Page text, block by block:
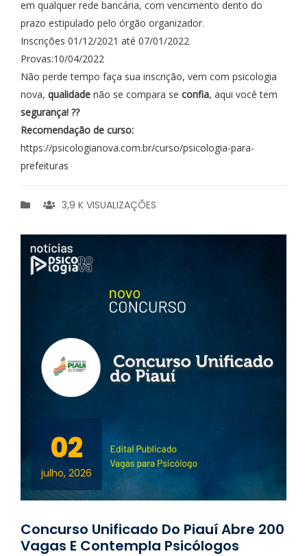
em qualquer rede bancária, com vencimento dento do
prazo estipulado pelo órgão organizador.
Inscrições 01/12/2021 até 07/01/2022
Provas:10/04/2022
Não perde tempo faça sua inscrição, vem com psicologia
nova, qualidade não se compara se confia, aqui você tem
segurança! ??
Recomendação de curso:
https://psicologianova.com.br/curso/psicologia-para-
prefeituras
3,9 K VISUALIZAÇÕES
02
julho, 2026
Concurso Unificado Do Piauí Abre 200
Vagas E Contempla Psicólogos